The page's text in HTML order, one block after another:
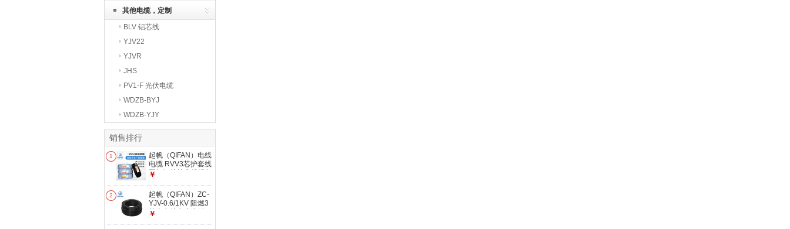
其他电缆，定制
BLV 铝芯线
YJV22
YJVR
JHS
PV1-F 光伏电缆
WDZB-BYJ
WDZB-YJY
销售排行
1
起帆（QIFAN）电线
电缆 RVV3芯护套线
国标铜芯软电线设备
RVV 3*1.5
￥
2
起帆（QIFAN）ZC-
YJV-0.6/1KV 阻燃3
芯充电桩电力电缆
￥